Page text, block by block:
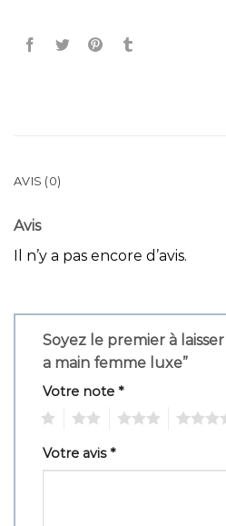
AVIS (0)
Avis
Il n’y a pas encore d’avis.
Soyez le premier à
a main femme luxe”
Votre note *
Votre avis*